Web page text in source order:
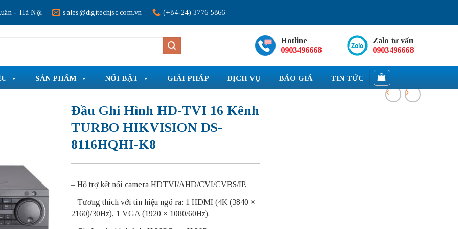
- Hà Nội sales@digitechjsc.com.vn (+84-24) 3776 5866
Hotline
0903496668
Zalo tư vấn
0903496668
SẢN PHẨM NỔI BẬT GIẢI PHÁP DỊCH VỤ BÁO GIÁ TIN TỨC
Đầu Ghi Hình HD-TVI 16 Kênh
TURBO HIKVISION DS-
8116HQHI-K8
– Hỗ trợ kết nối camera HDTVI/AHD/CVI/CVBS/IP.
– Tương thích với tín hiệu ngõ ra: 1 HDMI (4K (3840 ×
2160)/30Hz), 1 VGA (1920 × 1080/60Hz).